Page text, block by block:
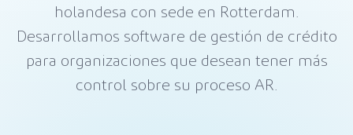
holandesa con sede en Rotterdam.
Desarrollamos software de gestión de crédito
para organizaciones que desean tener más
control sobre su proceso AR.